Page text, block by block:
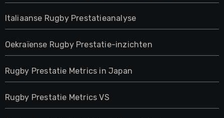
Italiaanse Rugby Prestatieanalyse
Oekraïense Rugby Prestatie-inzichten
Rugby Prestatie Metrics in Japan
Rugby Prestatie Metrics VS